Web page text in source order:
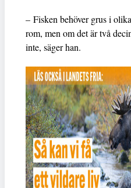
– Fisken behöver grus i
rom, men om det är två
inte, säger han.